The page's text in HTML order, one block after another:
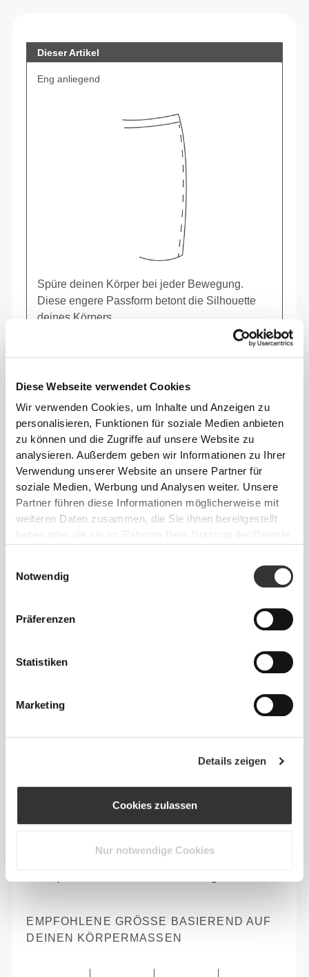
Diese Webseite verwendet Cookies
Wir verwenden Cookies, um Inhalte und Anzeigen zu
personalisieren, Funktionen für soziale Medien anbieten
zu können und die Zugriffe auf unsere Website zu
analysieren. Außerdem geben wir Informationen zu Ihrer
Verwendung unserer Website an unsere Partner für
soziale Medien, Werbung und Analysen weiter. Unsere
Partner führen diese Informationen möglicherweise mit
weiteren Daten zusammen, die Sie ihnen bereitgestellt
haben oder die sie im Rahmen Ihrer Nutzung der Dienste
Notwendig
Präferenzen
Statistiken
Marketing
Details zeigen
Cookies zulassen
Nur notwendige Cookies
Dieser Artikel
Eng anliegend
Spüre deinen Körper bei jeder Bewegung.
Diese engere Passform betont die Silhouette
deines Körpers.
Sich jeden Tag bequem und frei bewegen zu
Locker
EMPFOHLENE GRÖSSE BASIEREND AUF D
EINEN KÖRPERMASSEN